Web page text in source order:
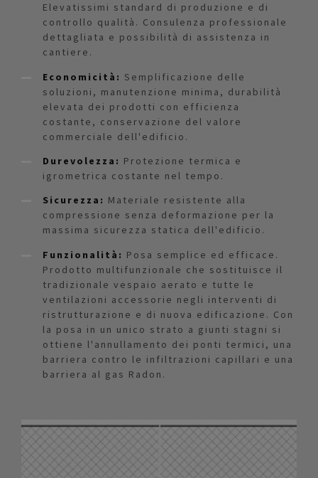
Elevatissimi standard di produzione e di
controllo qualità. Consulenza professionale
dettagliata e possibilità di assistenza in
cantiere.
Economicità: Semplificazione delle
soluzioni, manutenzione minima, durabilità
elevata dei prodotti con efficienza
costante, conservazione del valore
commerciale dell'edificio.
Durevolezza: Protezione termica e
igrometrica costante nel tempo.
Sicurezza: Materiale resistente alla
compressione senza deformazione per la
massima sicurezza statica dell'edificio.
Funzionalità: Posa semplice ed efficace.
Prodotto multifunzionale che sostituisce il
tradizionale vespaio aerato e tutte le
ventilazioni accessorie negli interventi di
ristrutturazione e di nuova edificazione. Con
la posa in un unico strato a giunti stagni si
ottiene l'annullamento dei ponti termici, una
barriera contro le infiltrazioni capillari e una
barriera al gas Radon.